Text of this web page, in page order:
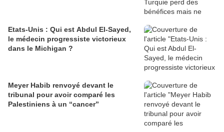
Etats-Unis : Qui est Abdul El-Sayed,
le médecin progressiste victorieux
dans le Michigan ?
Meyer Habib renvoyé devant le
tribunal pour avoir comparé les
Palestiniens à un “cancer”